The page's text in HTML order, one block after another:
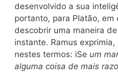
desenvolvido a sua
portanto, para Platão, em
descobrir uma maneira
instante. Ramus
nestes termos: iSe um
alguma coisa de mais